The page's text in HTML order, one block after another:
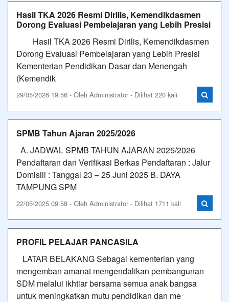
Hasil TKA 2026 Resmi Dirilis, Kemendikdasmen
Dorong Evaluasi Pembelajaran yang Lebih Presisi
Hasil TKA 2026 Resmi Dirilis, Kemendikdasmen
Dorong Evaluasi Pembelajaran yang Lebih Presisi
Kementerian Pendidikan Dasar dan Menengah
(Kemendik
29/05/2026 19:56 - Oleh Administrator - Dilihat 220 kali
SPMB Tahun Ajaran 2025/2026
A. JADWAL SPMB TAHUN AJARAN 2025/2026
Pendaftaran dan Verifikasi Berkas Pendaftaran : Jalur
Domisili : Tanggal 23 – 25 Juni 2025 B. DAYA
TAMPUNG SPM
22/05/2025 09:58 - Oleh Administrator - Dilihat 1711 kali
PROFIL PELAJAR PANCASILA
LATAR BELAKANG Sebagai kementerian yang
mengemban amanat mengendalikan pembangunan
SDM melalui ikhtiar bersama semua anak bangsa
untuk meningkatkan mutu pendidikan dan me